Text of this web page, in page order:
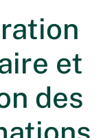
et
des